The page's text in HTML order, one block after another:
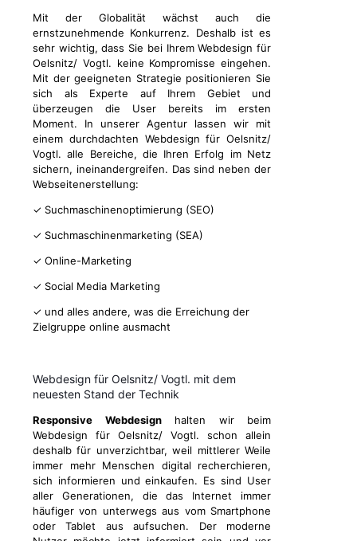
Mit der Globalität wächst auch die
ernstzunehmende Konkurrenz. Deshalb ist es
sehr wichtig, dass Sie bei Ihrem Webdesign für
Oelsnitz/ Vogtl. keine Kompromisse eingehen.
Mit der geeigneten Strategie positionieren Sie
sich als Experte auf Ihrem Gebiet und
überzeugen die User bereits im ersten
Moment. In unserer Agentur lassen wir mit
einem durchdachten Webdesign für Oelsnitz/
Vogtl. alle Bereiche, die Ihren Erfolg im Netz
sichern, ineinandergreifen. Das sind neben der
Webseitenerstellung:
✓ Suchmaschinenoptimierung (SEO)
✓ Suchmaschinenmarketing (SEA)
✓ Online-Marketing
✓ Social Media Marketing
✓ und alles andere, was die Erreichung der
Zielgruppe online ausmacht
Webdesign für Oelsnitz/ Vogtl. mit dem
neuesten Stand der Technik
Responsive Webdesignhalten wir beim
Webdesign für Oelsnitz/ Vogtl. schon allein
deshalb für unverzichtbar, weil mittlerer Weile
immer mehr Menschen digital recherchieren,
sich informieren und einkaufen. Es sind User
aller Generationen, die das Internet immer
häufiger von unterwegs aus vom Smartphone
oder Tablet aus aufsuchen. Der moderne